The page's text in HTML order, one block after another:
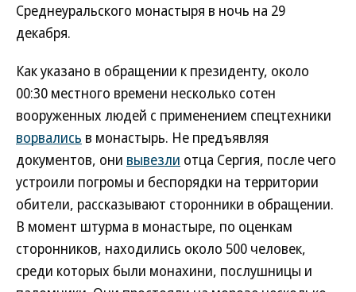
Среднеуральского монастыря в ночь на 29
декабря.
Как указано в обращении к президенту, около
00:30 местного времени несколько сотен
вооруженных людей с применением спецтехники
ворвались в монастырь. Не предъявляя
документов, они вывезли отца Сергия, после чего
устроили погромы и беспорядки на территории
обители, рассказывают сторонники в обращении.
В момент штурма в монастыре, по оценкам
сторонников, находились около 500 человек,
среди которых были монахини, послушницы и